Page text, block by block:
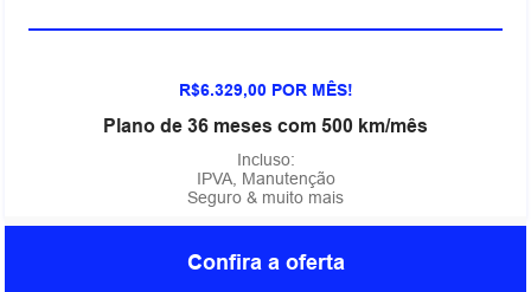
R$6.329,00 POR MÊS!
Plano de 36 meses com 500 km/mês
Incluso:
IPVA, Manutenção
Seguro & muito mais
Confira a oferta